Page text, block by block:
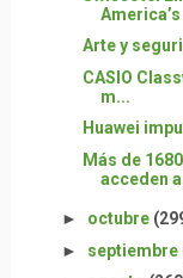
America’s
Arte y
CASIO
m...
Huawei
Más de
acceden a
► octubre
► septiembre